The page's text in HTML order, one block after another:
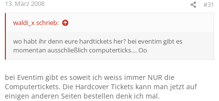
13. März 2008 #31
waldi_x schrieb:
wo habt ihr denn eure hardtickets her? bei eventim gibt es
momentan ausschließlich computerticks.... Oo
bei Eventim gibt es soweit ich weiss immer NUR die
Computertickets. Die Hardcover Tickets kann man jetzt auf
einigen anderen Seiten bestellen denk ich mal.